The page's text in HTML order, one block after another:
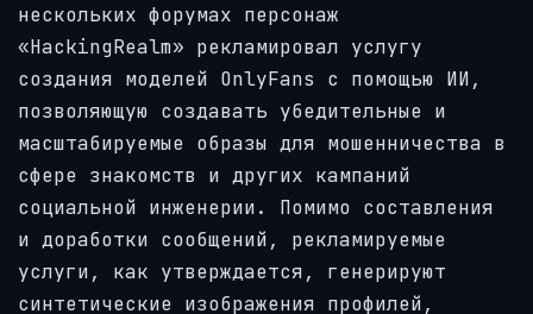
нескольких форумах персонаж
«HackingRealm» рекламировал услугу
создания моделей OnlyFans с помощью ИИ,
позволяющую создавать убедительные и
масштабируемые образы для мошенничества в
сфере знакомств и других кампаний
социальной инженерии. Помимо составления
и доработки сообщений, рекламируемые
услуги, как утверждается, генерируют
синтетические изображения профилей,